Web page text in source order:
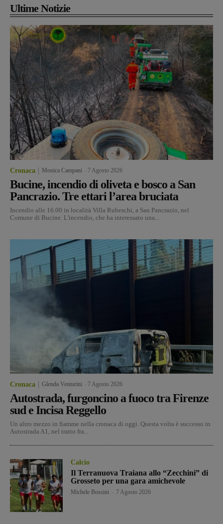
Ultime Notizie
Cronaca Monica Campani 7 Agosto 2026
Bucine, incendio di oliveta e bosco a San
Pancrazio. Tre ettari l’area bruciata
Incendio alle 16.00 in località Villa Rubeschi, a San Pancrazio, nel
Comune di Bucine. L'incendio, che ha interessato una...
Cronaca Glenda Venturini 7 Agosto 2026
Autostrada, furgoncino a fuoco tra Firenze
sud e Incisa Reggello
Un altro mezzo in fiamme nella cronaca di oggi. Questa volta è successo in
Autostrada A1, nel tratto fra...
Calcio
Il Terranuova Traiana allo “Zecchini” di
Grosseto per una gara amichevole
Michele Bossini 7 Agosto 2026